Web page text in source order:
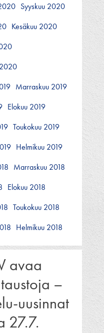
Syyskuu 2020
Kesäkuu 2020
Marraskuu 2019
Elokuu 2019
Toukokuu 2019
Helmikuu 2019
Marraskuu 2018
Elokuu 2018
Toukokuu 2018
Helmikuu 2018
avaa
–
uusinnat
27.7.